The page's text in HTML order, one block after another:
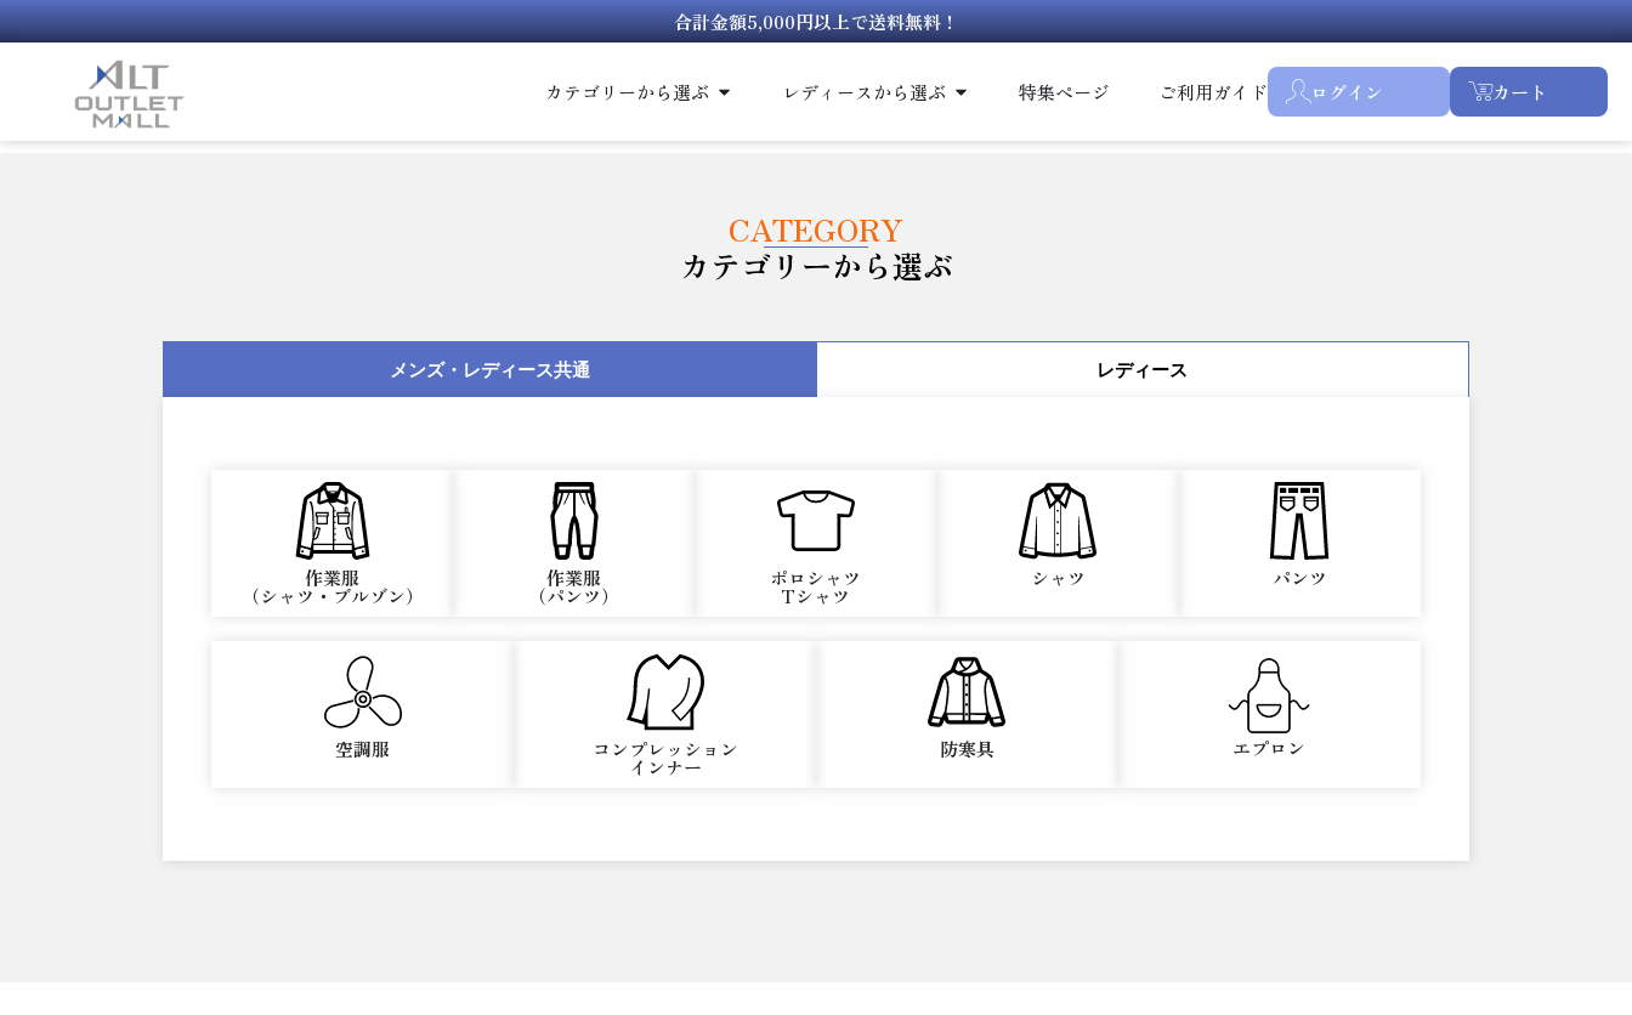
合計金額5,000円以上で送料無料！
カテゴリーから選ぶ レディースから選ぶ 特集ページ ご利用ガイド ログイン カート
CATEGORY
カテゴリーから選ぶ
メンズ・レディース共通 レディース
作業服
（シャツ・ブルゾン）
作業服
（パンツ）
ポロシャツ
Tシャツ
シャツ パンツ
空調服 コンプレッション
インナー
防寒具 エプロン